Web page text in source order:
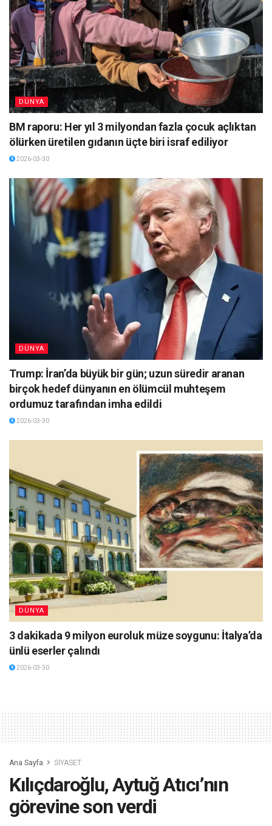
DÜNYA
BM raporu: Her yıl 3 milyondan fazla çocuk açlıktan
ölürken üretilen gıdanın üçte biri israf ediliyor
2026-03-30
DÜNYA
Trump: İran’da büyük bir gün; uzun süredir aranan
birçok hedef dünyanın en ölümcül muhteşem
ordumuz tarafından imha edildi
2026-03-30
DÜNYA
3 dakikada 9 milyon euroluk müze soygunu: İtalya’da
ünlü eserler çalındı
2026-03-30
Ana Sayfa SİYASET
Kılıçdaroğlu, Aytuğ Atıcı’nın
görevine son verdi